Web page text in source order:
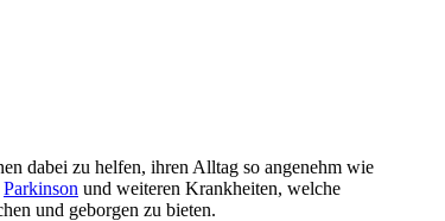
dabei zu helfen, ihren Alltag so angenehm wie
Parkinson und weiteren Krankheiten, welche
und geborgen zu bieten.